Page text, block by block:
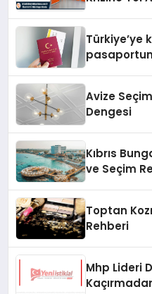
Türkiye’ye
Avize
Dengesi
Kıbrıs
ve Seçim
Toptan
Rehberi
Mhp Lideri